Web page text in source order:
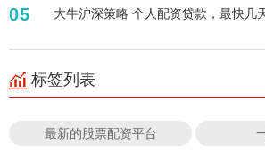
05 大牛沪深策略 个人配资贷款，最快几
标签列表
最新的股票配资平台